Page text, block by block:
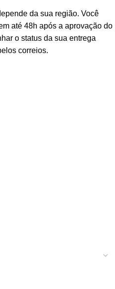
da sua região. Você
até 48h após a aprovação do
o status da sua entrega
correios.